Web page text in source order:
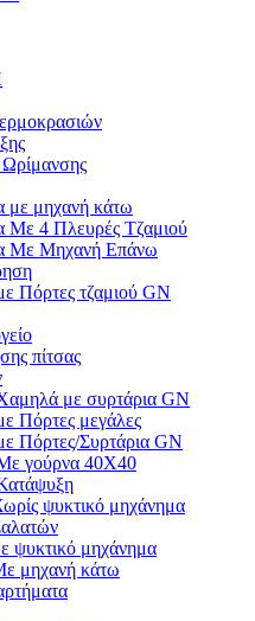
με μηχανή κάτω
Με 4 Πλευρές Τζαμιού
Με Μηχανή Επάνω
Πόρτες τζαμιού GN
πίτσας
με συρτάρια GN
Πόρτες μεγάλες
Πόρτες/Συρτάρια GN
γούρνα 40Χ40
ψυκτικό μηχάνημα
ψυκτικό μηχάνημα
μηχανή κάτω